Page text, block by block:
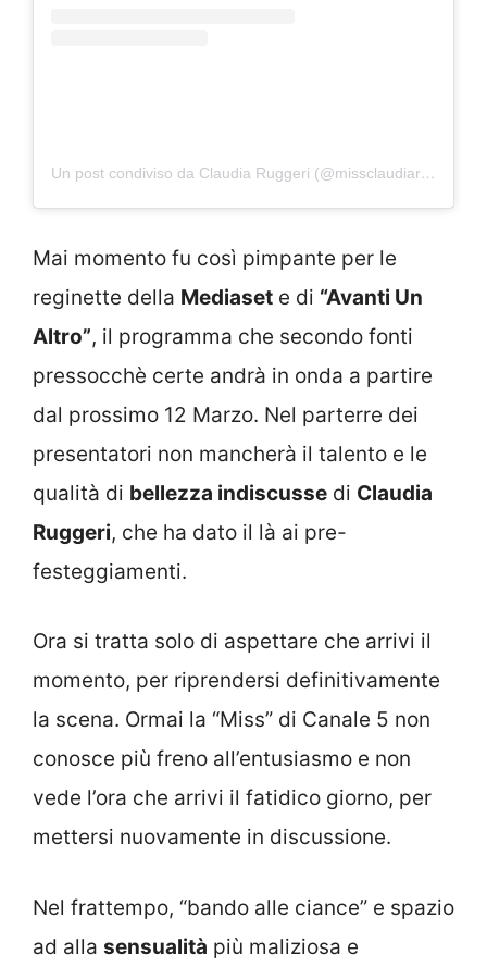
Un post condiviso da Claudia Ruggeri (@missclaudiaruggeri)
Mai momento fu così pimpante per le
reginette della Mediaset e di “Avanti Un
Altro”, il programma che secondo fonti
pressocchè certe andrà in onda a partire
dal prossimo 12 Marzo. Nel parterre dei
presentatori non mancherà il talento e le
qualità di bellezza indiscusse di Claudia
Ruggeri, che ha dato il là ai pre-
festeggiamenti.
Ora si tratta solo di aspettare che arrivi il
momento, per riprendersi definitivamente
la scena. Ormai la “Miss” di Canale 5 non
conosce più freno all’entusiasmo e non
vede l’ora che arrivi il fatidico giorno, per
mettersi nuovamente in discussione.
Nel frattempo, “bando alle ciance” e spazio
ad alla sensualità più maliziosa e